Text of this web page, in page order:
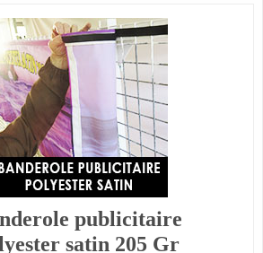
publicitaire
satin 205 Gr